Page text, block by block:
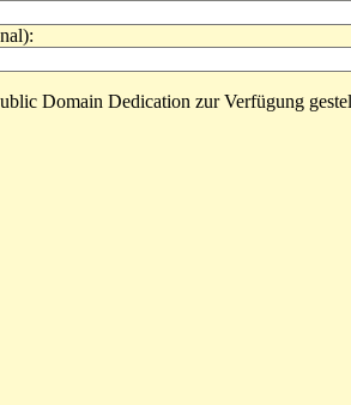
Domain Dedication zur Verfügung